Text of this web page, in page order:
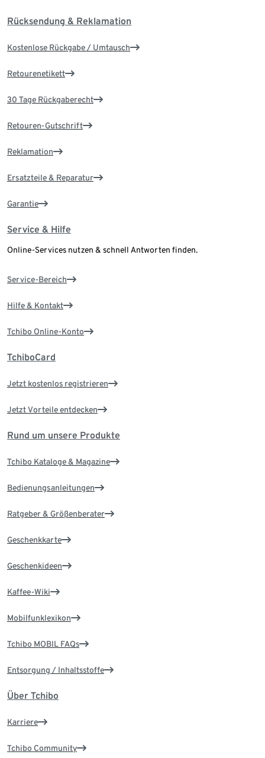
Rücksendung & Reklamation
Kostenlose Rückgabe / Umtausch
Retourenetikett
30 Tage Rückgaberecht
Retouren-Gutschrift
Reklamation
Ersatzteile & Reparatur
Garantie
Service & Hilfe
Online-Services nutzen & schnell Antworten finden.
Service-Bereich
Hilfe & Kontakt
Tchibo Online-Konto
TchiboCard
Jetzt kostenlos registrieren
Jetzt Vorteile entdecken
Rund um unsere Produkte
Tchibo Kataloge & Magazine
Bedienungsanleitungen
Ratgeber & Größenberater
Geschenkkarte
Geschenkideen
Kaffee-Wiki
Mobilfunklexikon
Tchibo MOBIL FAQs
Entsorgung / Inhaltsstoffe
Über Tchibo
Karriere
Tchibo Community